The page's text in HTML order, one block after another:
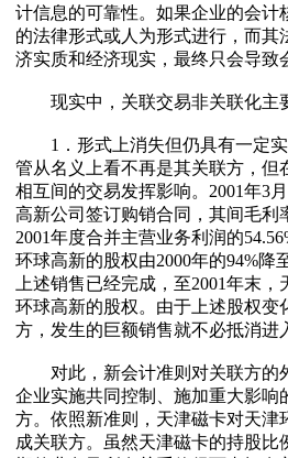
计信息的可靠性。如果企业的会计
的法律形式或人为形式进行，而其
济实质和经济现实，最终只会导致
现实中，关联交易非关联化主要
1．形式上消失但仍具有一定实
管从名义上看不再是其关联方，但
相互间的交易发挥影响。2001年3
高新公司签订购销合同，其间毛利
2001年度合并主营业务利润的
环球高新的股权由2000年的94%降
上述销售已经完成，至2001年末
环球高新的股权。由于上述股权变
方，发生的巨额销售就不必抵消进
对此，新会计准则对关联方的
企业实施共同控制、施加重大影响
方。依照新准则，天津磁卡对天津
成关联方。虽然天津磁卡的持股比